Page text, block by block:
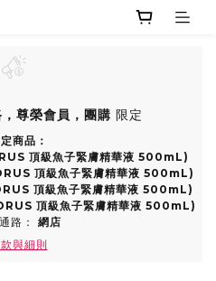
尊榮會員，團購 限定
商品：
頂級魚子緊膚精華液 500mL)
頂級魚子緊膚精華液 500mL)
頂級魚子緊膚精華液 500mL)
頂級魚子緊膚精華液 500mL)
路： 網店
與細則